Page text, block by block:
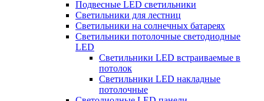
Подвесные LED светильники
Светильники для лестниц
Светильники на солнечных батареях
Светильники потолочные светодиодные
LED
Cветильники LED встраиваемые в
потолок
Светильники LED накладные
потолочные